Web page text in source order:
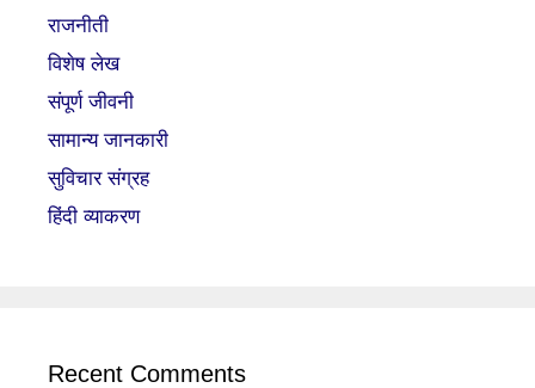
राजनीती
विशेष लेख
संपूर्ण जीवनी
सामान्य जानकारी
सुविचार संग्रह
हिंदी व्याकरण
Recent Comments